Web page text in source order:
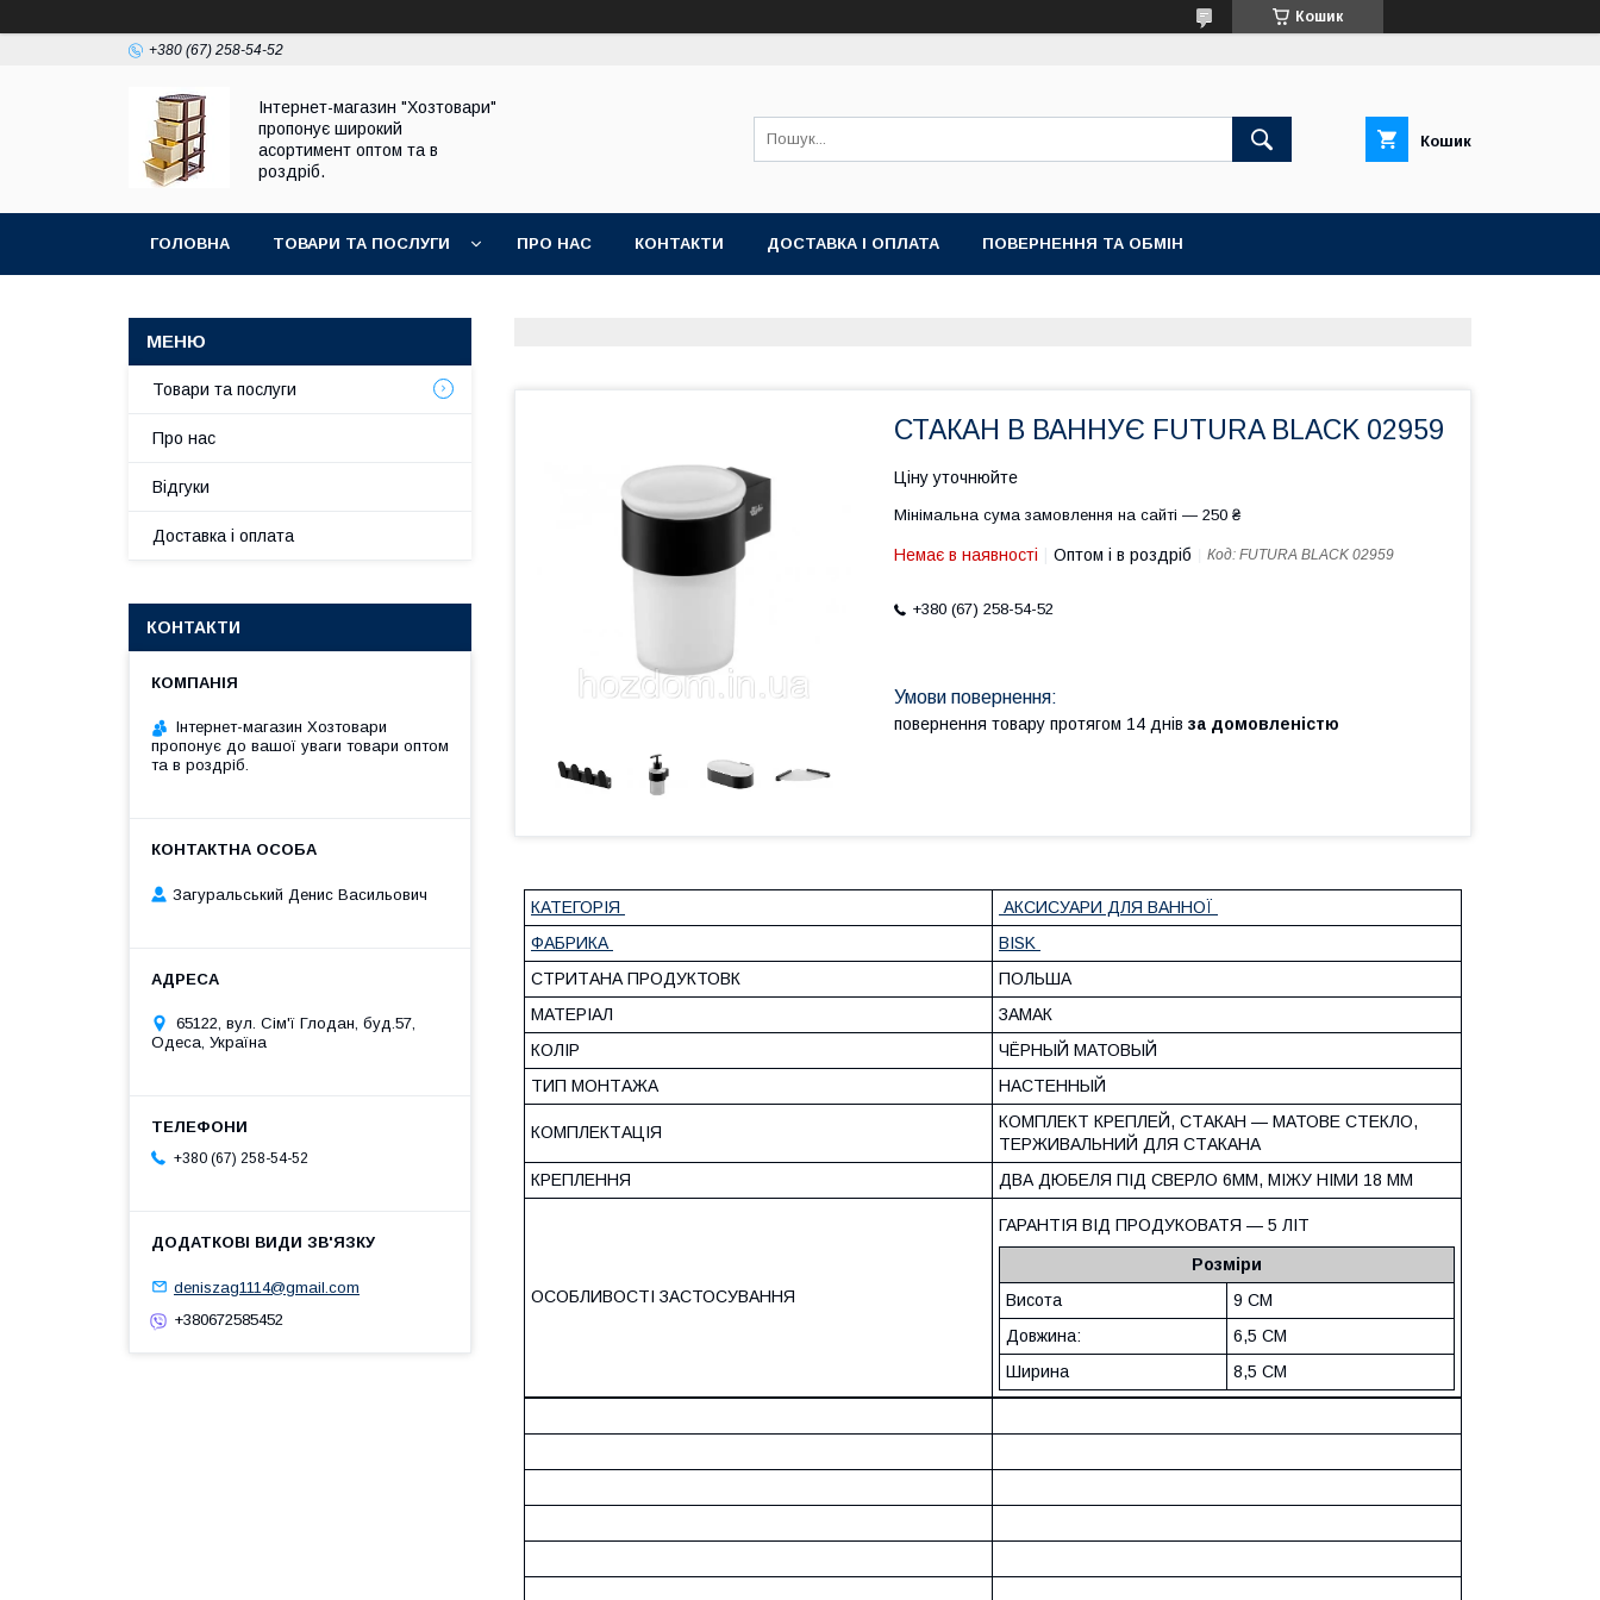
Кошик
+380 (67) 258-54-52
Інтернет-магазин "Хозтовари"
пропонує широкий
асортимент оптом та в
роздріб.
Кошик
ГОЛОВНА ТОВАРИ ТА ПОСЛУГИ ПРО НАС КОНТАКТИ ДОСТАВКА І ОПЛАТА ПОВЕРНЕННЯ ТА ОБМІН
СТАКАН В ВАННУЄ FUTURA BLACK 02959
Ціну уточнюйте
Мінімальна сума замовлення на сайті — 250 ₴
Немає в наявності Оптом і в роздріб Код: FUTURA BLACK 02959
+380 (67) 258-54-52
повернення товару протягом 14 днів за домовленістю
КАТЕГОРІЯ
АКСИСУАРИ ДЛЯ ВАННОЇ
ФАБРИКА
BISK
СТРИТАНА ПРОДУКТОВК
ПОЛЬША
МАТЕРІАЛ
ЗАМАК
КОЛІР
ЧЁРНЫЙ МАТОВЫЙ
ТИП МОНТАЖА
НАСТЕННЫЙ
КОМПЛЕКТАЦІЯ
КОМПЛЕКТ КРЕПЛЕЙ, СТАКАН — МАТОВЕ СТЕКЛО,
ТЕРЖИВАЛЬНИЙ ДЛЯ СТАКАНА
КРЕПЛЕННЯ
ДВА ДЮБЕЛЯ ПІД СВЕРЛО 6ММ, МІЖУ НІМИ 18 ММ
ОСОБЛИВОСТІ ЗАСТОСУВАННЯ
ГАРАНТІЯ ВІД ПРОДУКОВАТЯ — 5 ЛІТ
Розміри
Висота
9 СМ
Довжина:
6,5 СМ
Ширина
8,5 СМ
Товари та послуги
Про нас
Відгуки
Доставка і оплата
КОНТАКТИ
Інтернет-магазин Хозтовари
пропонує до вашої уваги товари оптом
та в роздріб.
Загуральський Денис Васильович
65122, вул. Сім'ї Глодан, буд.57,
Одеса, Україна
+380 (67) 258-54-52
deniszag1114@gmail.com
+380672585452